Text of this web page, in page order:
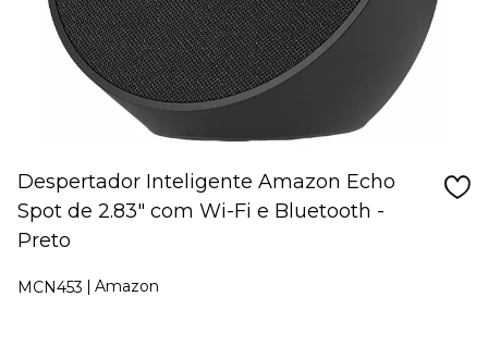
Despertador Inteligente Amazon Echo
Spot de 2.83" com Wi-Fi e Bluetooth -
Preto
MCN453 Amazon